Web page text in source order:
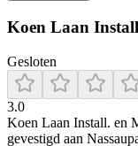
Koen Laan
Gesloten
3.0
Koen Laan Install. en
gevestigd aan